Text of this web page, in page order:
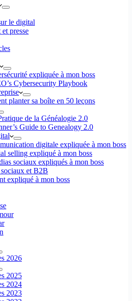
le digital
presse
expliquée à mon boss
Cybersecurity Playbook
planter sa boîte en 50 leçons
de la Généalogie 2.0
Guide to Genealogy 2.0
digitale expliquée à mon boss
selling expliqué à mon boss
sociaux expliqués à mon boss
et B2B
expliqué à mon boss
2026
2025
2024
2023